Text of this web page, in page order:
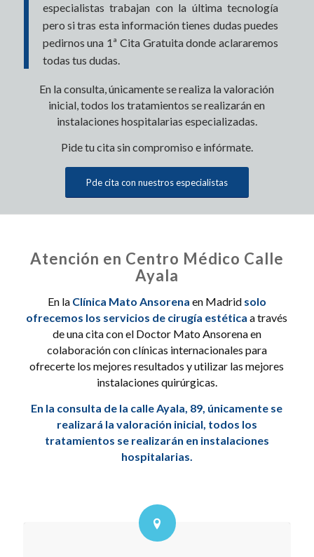
especialistas trabajan con la última tecnología
pero si tras esta información tienes dudas puedes
pedirnos una 1ª Cita Gratuita donde aclararemos
todas tus dudas.
En la consulta, únicamente se realiza la valoración
inicial, todos los tratamientos se realizarán en
instalaciones hospitalarias especializadas.
Pide tu cita sin compromiso e infórmate.
Pde cita con nuestros especialistas
Atención en Centro Médico Calle
Ayala
En la Clínica Mato Ansorena en Madridsolo
ofrecemos los servicios de cirugía estética a través
de una cita con el Doctor Mato Ansorena en
colaboración con clínicas internacionales para
ofrecerte los mejores resultados y utilizar las mejores
instalaciones quirúrgicas.
En la consulta de la calle Ayala, 89, únicamente se
realizará la valoración inicial, todos los
tratamientos se realizarán en instalaciones
hospitalarias.